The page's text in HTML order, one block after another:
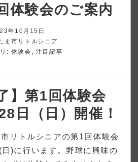
体験会のご案内
年10月15日
ま市リトルシニア
: 体験会 注目記事
】第1回体験会
日（日）開催！
リトルシニアの第1回体験会
)に行います。野球に興味の